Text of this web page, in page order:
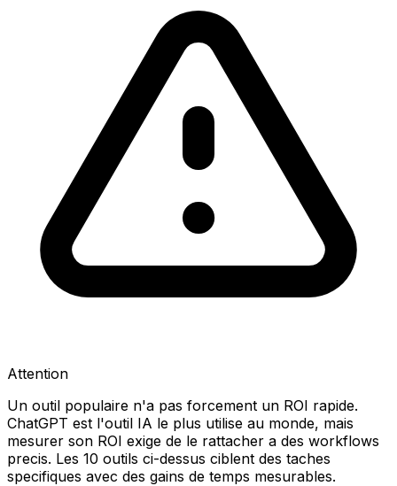
Attention
Un outil populaire n'a pas forcement un ROI rapide.
ChatGPT est l'outil IA le plus utilise au monde, mais
mesurer son ROI exige de le rattacher a des workflows
precis. Les 10 outils ci-dessus ciblent des taches
specifiques avec des gains de temps mesurables.